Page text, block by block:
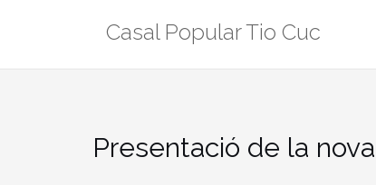
Casal Popular Tio Cuc
Presentació de la